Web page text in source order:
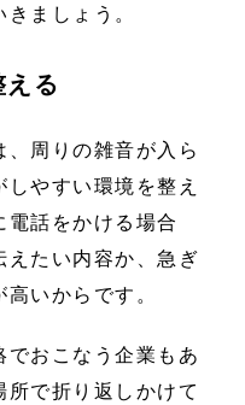
ましょう。
る
周りの雑音が入ら
やすい環境を整え
電話をかける場合
えたい内容か、急ぎ
いからです。
おこなう企業もあ
所で折り返しかけて